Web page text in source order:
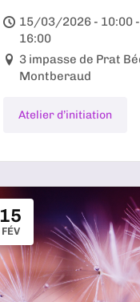
15/03/2026 - 10:00
16:00
3 impasse de Prat
Montberaud
Atelier d’initiation
15
FÉV